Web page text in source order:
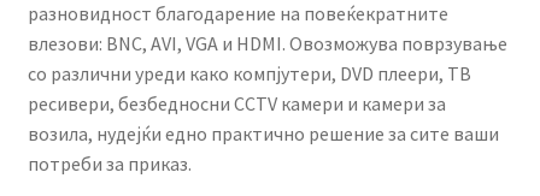
разновидност благодарение на повеќекратните
влезови: BNC, AVI, VGA и HDMI. Овозможува поврзување
со различни уреди како компјутери, DVD плеери, ТВ
ресивери, безбедносни CCTV камери и камери за
возила, нудејќи едно практично решение за сите ваши
потреби за приказ.